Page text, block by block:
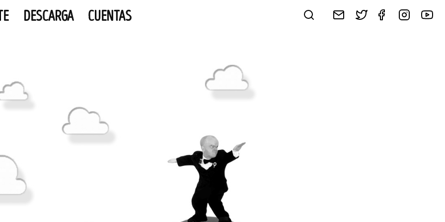
DESCARGA CUENTAS